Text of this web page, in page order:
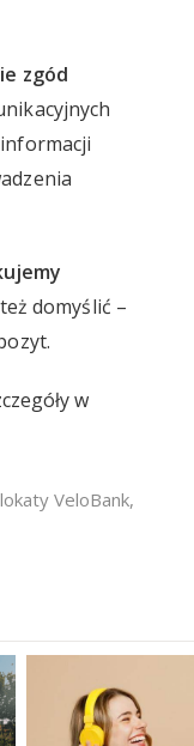
zgód
domyślić –
w
lokaty VeloBank,